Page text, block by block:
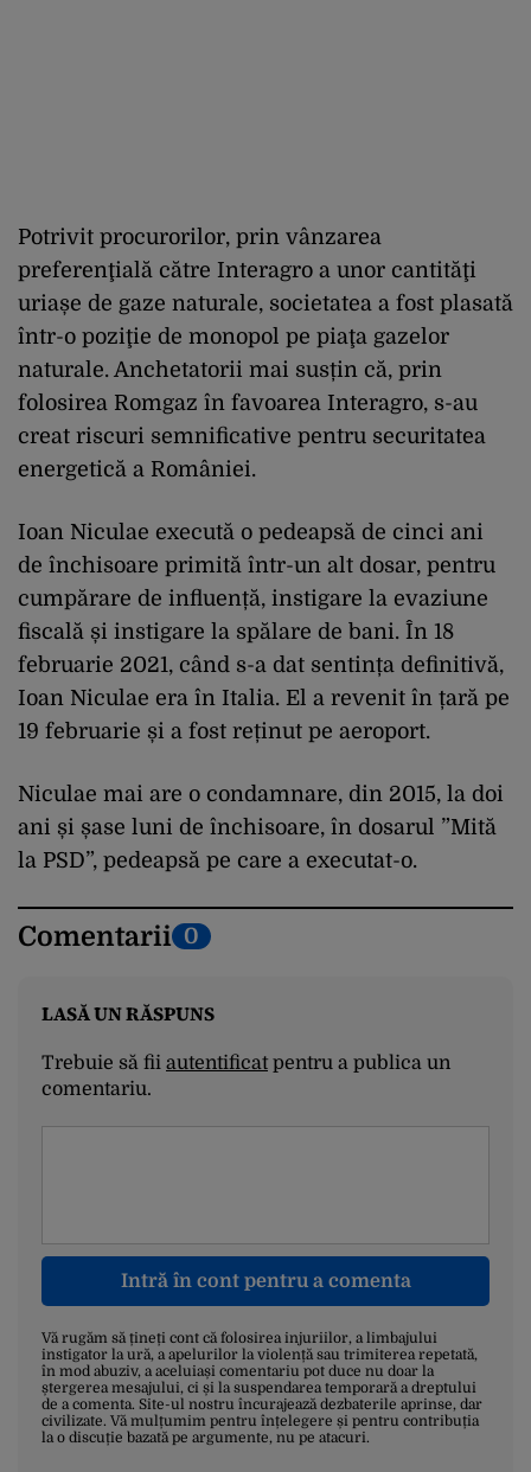
Potrivit procurorilor, prin vânzarea
preferenţială către Interagro a unor cantităţi
uriașe de gaze naturale, societatea a fost plasată
într-o poziţie de monopol pe piaţa gazelor
naturale. Anchetatorii mai susțin că, prin
folosirea Romgaz în favoarea Interagro, s-au
creat riscuri semnificative pentru securitatea
energetică a României.
Ioan Niculae execută o pedeapsă de cinci ani
de închisoare primită într-un alt dosar, pentru
cumpărare de influență, instigare la evaziune
fiscală și instigare la spălare de bani. În 18
februarie 2021, când s-a dat sentința definitivă,
Ioan Niculae era în Italia. El a revenit în țară pe
19 februarie și a fost reținut pe aeroport.
Niculae mai are o condamnare, din 2015, la doi
ani și șase luni de închisoare, în dosarul ”Mită
la PSD”, pedeapsă pe care a executat-o.
Comentarii 0
LASĂ UN RĂSPUNS
Trebuie să fii autentificatpentru a publica un
comentariu.
Intră în cont pentru a comenta
Vă rugăm să țineți cont că folosirea injuriilor, a limbajului
instigator la ură, a apelurilor la violență sau trimiterea repetată,
în mod abuziv, a aceluiași comentariu pot duce nu doar la
ștergerea mesajului, ci și la suspendarea temporară a dreptului
de a comenta. Site-ul nostru încurajează dezbaterile aprinse, dar
civilizate. Vă mulțumim pentru înțelegere și pentru contribuția
la o discuție bazată pe argumente, nu pe atacuri.